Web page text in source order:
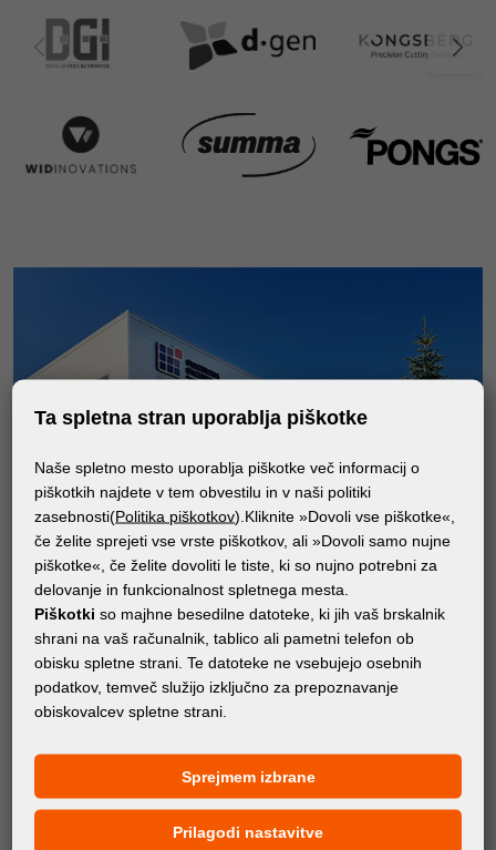
O Nas
Podjetje Fortuna Digital Group svojim partnerjem nudi
visoko raven storitev, vrhunske medije in tiskalne stroje,
hkrati pa neprestano dela na izboljšanju storitev, širitvi
ponudbe ter dvigu strokovnosti poslovanja – vse z
namenom, da svojim poslovnim partnerjem zagotovi
Ta spletna stran uporablja piškotke
Naše spletno mesto uporablja piškotke več informacij o
piškotkih najdete v tem obvestilu in v naši politiki
zasebnosti(Politika piškotkov).Kliknite »Dovoli vse piškotke«,
če želite sprejeti vse vrste piškotkov, ali »Dovoli samo nujne
piškotke«, če želite dovoliti le tiste, ki so nujno potrebni za
delovanje in funkcionalnost spletnega mesta.
Piškotki so majhne besedilne datoteke, ki jih vaš brskalnik
shrani na vaš računalnik, tablico ali pametni telefon ob
obisku spletne strani. Te datoteke ne vsebujejo osebnih
podatkov, temveč služijo izključno za prepoznavanje
obiskovalcev spletne strani.
Sprejmem izbrane
Prilagodi nastavitve